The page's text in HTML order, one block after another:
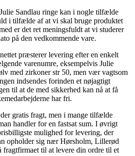
Sandlau ringe kan i nogle tilfælde
i tilfælde af at vi skal bruge produktet
er det ret meningsfuldt at vi studerer
på den vedkommende vare.
præsterer levering efter en enkelt
varenumre, eksempelvis Julie
med zirkoner str 50, men vær vagtsom
indsendes forinden et nøjagtigt
til at de med sikkerhed kan nå at få
har fri.
gratis fragt, men i mange tilfælde
handler for en fastsat sum. I øvrigt
mulighed for levering, der
opholder sig nær Hørsholm, Lillerød
til at levere din ordre til et